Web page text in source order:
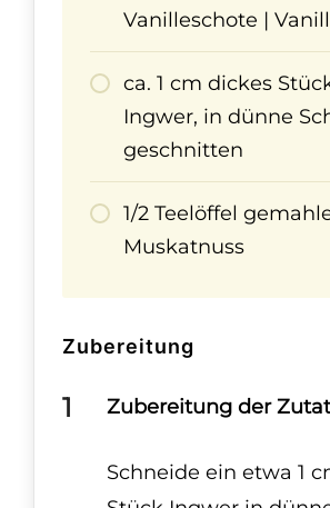
Vanilleschote |
ca. 1 cm dickes
Ingwer, in dünne
geschnitten
1/2 Teelöffel
Muskatnuss
Zubereitung
Zubereitung der
Schneide ein etwa 1